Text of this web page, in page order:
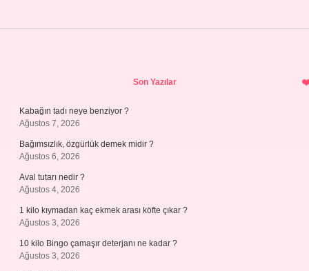
Son Yazılar
Kabağın tadı neye benziyor ?
Ağustos 7, 2026
Bağımsızlık, özgürlük demek midir ?
Ağustos 6, 2026
Aval tutarı nedir ?
Ağustos 4, 2026
1 kilo kıymadan kaç ekmek arası köfte çıkar ?
Ağustos 3, 2026
10 kilo Bingo çamaşır deterjanı ne kadar ?
Ağustos 3, 2026